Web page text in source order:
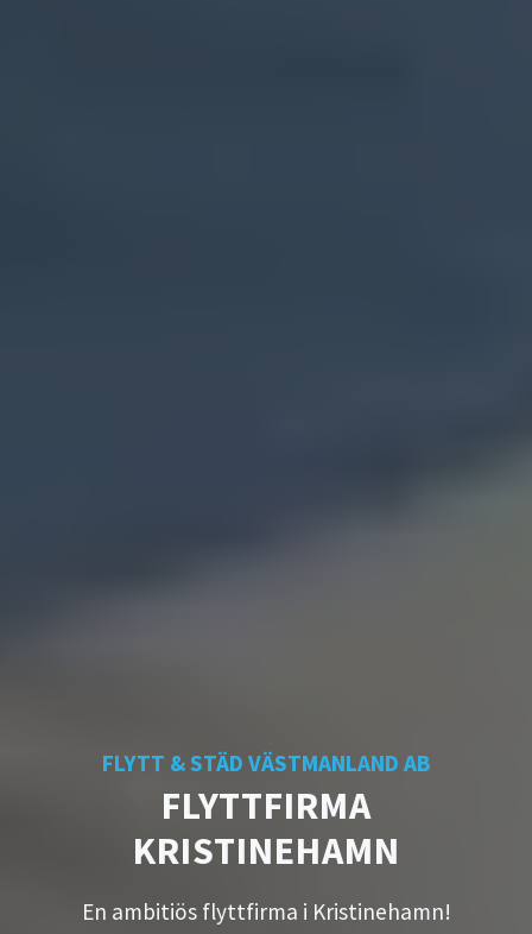
FLYTT & STÄD VÄSTMANLAND AB
FLYTTFIRMA
KRISTINEHAMN
En ambitiös flyttfirma i Kristinehamn!